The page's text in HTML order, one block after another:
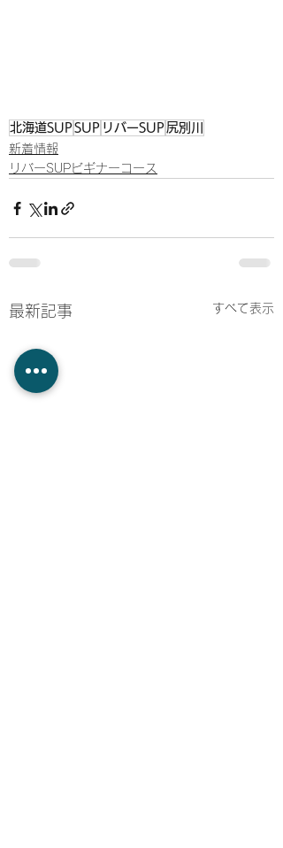
北海道SUPSUP リバーSUP 尻別川
新着情報
リバーSUPビギナーコース
最新記事 すべて表示